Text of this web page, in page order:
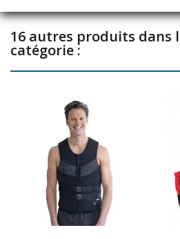
16 autres produits dans
catégorie :